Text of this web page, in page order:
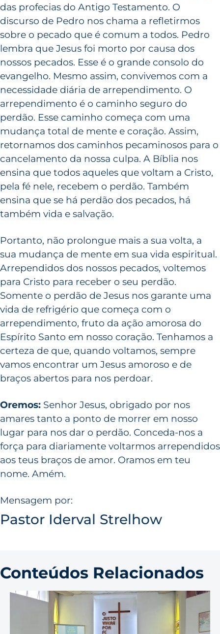
das profecias do Antigo Testamento. O
discurso de Pedro nos chama a refletirmos
sobre o pecado que é comum a todos. Pedro
lembra que Jesus foi morto por causa dos
nossos pecados. Esse é o grande consolo do
evangelho. Mesmo assim, convivemos com a
necessidade diária de arrependimento. O
arrependimento é o caminho seguro do
perdão. Esse caminho começa com uma
mudança total de mente e coração. Assim,
retornamos dos caminhos pecaminosos para o
cancelamento da nossa culpa. A Bíblia nos
ensina que todos aqueles que voltam a Cristo,
pela fé nele, recebem o perdão. Também
ensina que se há perdão dos pecados, há
também vida e salvação.
Portanto, não prolongue mais a sua volta, a
sua mudança de mente em sua vida espiritual.
Arrependidos dos nossos pecados, voltemos
para Cristo para receber o seu perdão.
Somente o perdão de Jesus nos garante uma
vida de refrigério que começa com o
arrependimento, fruto da ação amorosa do
Espírito Santo em nosso coração. Tenhamos a
certeza de que, quando voltamos, sempre
vamos encontrar um Jesus amoroso e de
braços abertos para nos perdoar.
Oremos: Senhor Jesus, obrigado por nos
amares tanto a ponto de morrer em nosso
lugar para nos dar o perdão. Conceda-nos a
força para diariamente voltarmos arrependidos
aos teus braços de amor. Oramos em teu
nome. Amém.
Mensagem por:
Pastor Iderval Strelhow
Conteúdos Relacionados